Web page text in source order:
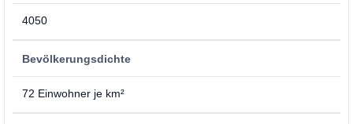
4050
Bevölkerungsdichte
72 Einwohner je km²